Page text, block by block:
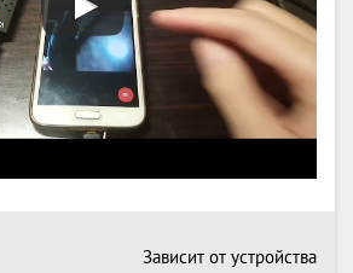
Зависит от устройства